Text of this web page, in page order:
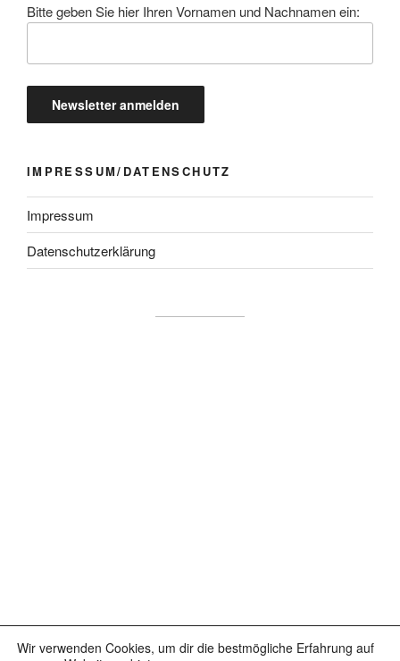
Bitte geben Sie hier Ihren Vornamen und Nachnamen ein:
IMPRESSUM/DATENSCHUTZ
Impressum
Datenschutzerklärung
Wir verwenden Cookies, um dir die bestmögliche Erfahrung auf